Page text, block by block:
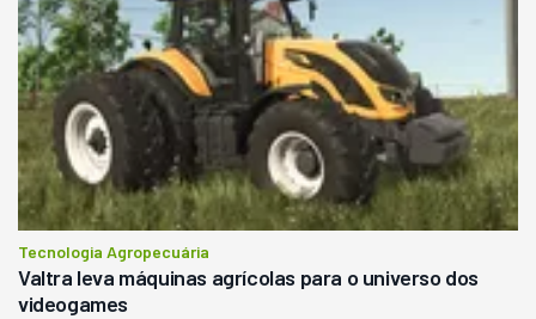
Tecnologia Agropecuária
Valtra leva máquinas agrícolas para o universo dos
videogames